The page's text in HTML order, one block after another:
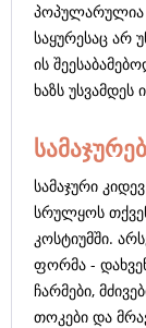
პოპულარულია
საყურესაც არ
ის
ხაზს
სამაჯური
სრულყოს
კოსტიუმში.
ფორმა -
ჩარმები,
თოკები და